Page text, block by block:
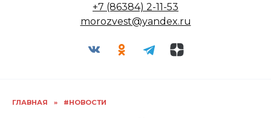
+7 (86384) 2-11-53
morozvest@yandex.ru
ГЛАВНАЯ » #НОВОСТИ